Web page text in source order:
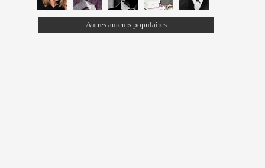
Autres auteurs populaires